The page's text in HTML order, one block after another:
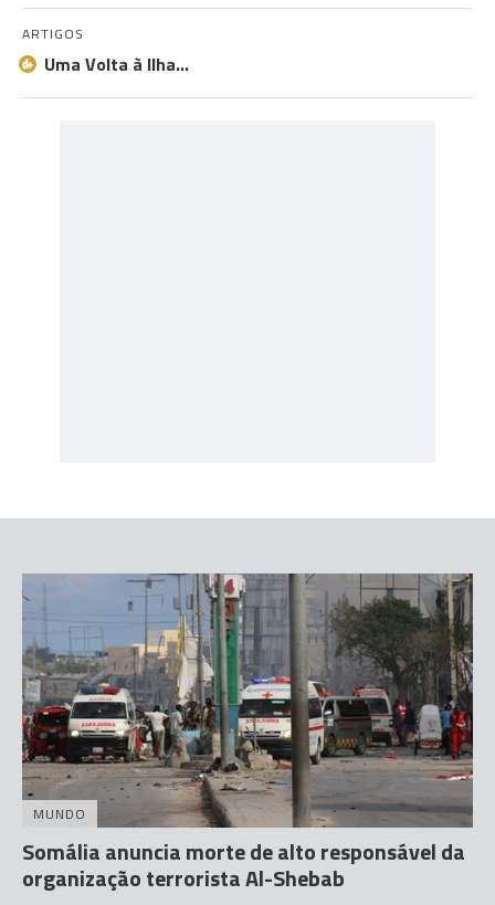
ARTIGOS
Uma Volta à Ilha…
MUNDO
Somália anuncia morte de alto responsável da
organização terrorista Al-Shebab